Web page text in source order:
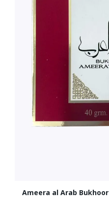
Ameera al Arab Bukhoor